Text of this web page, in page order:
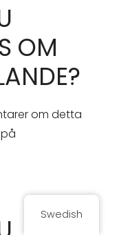
OM
om detta
Swedish